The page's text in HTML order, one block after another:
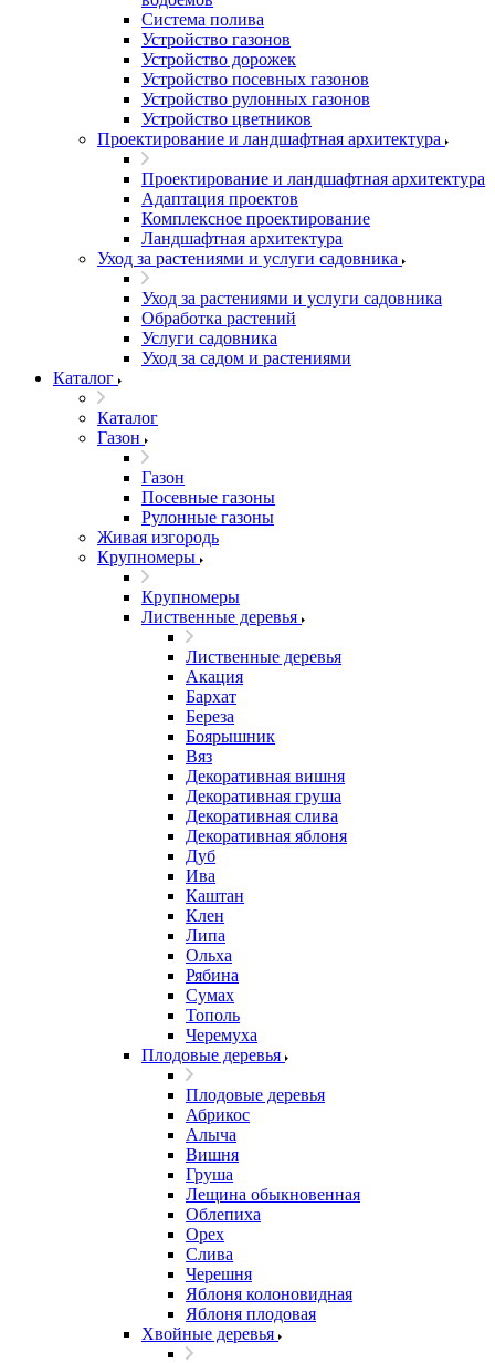
Система полива
Устройство газонов
Устройство дорожек
Устройство посевных газонов
Устройство рулонных газонов
Устройство цветников
Проектирование и ландшафтная архитектура
Проектирование и ландшафтная архитектура
Адаптация проектов
Комплексное проектирование
Ландшафтная архитектура
Уход за растениями и услуги садовника
Уход за растениями и услуги садовника
Обработка растений
Услуги садовника
Уход за садом и растениями
Каталог
Каталог
Газон
Газон
Посевные газоны
Рулонные газоны
Живая изгородь
Крупномеры
Крупномеры
Лиственные деревья
Лиственные деревья
Акация
Бархат
Береза
Боярышник
Вяз
Декоративная вишня
Декоративная груша
Декоративная слива
Декоративная яблоня
Дуб
Ива
Каштан
Клен
Липа
Ольха
Рябина
Сумах
Тополь
Черемуха
Плодовые деревья
Плодовые деревья
Абрикос
Алыча
Вишня
Груша
Лещина обыкновенная
Облепиха
Орех
Слива
Черешня
Яблоня колоновидная
Яблоня плодовая
Хвойные деревья